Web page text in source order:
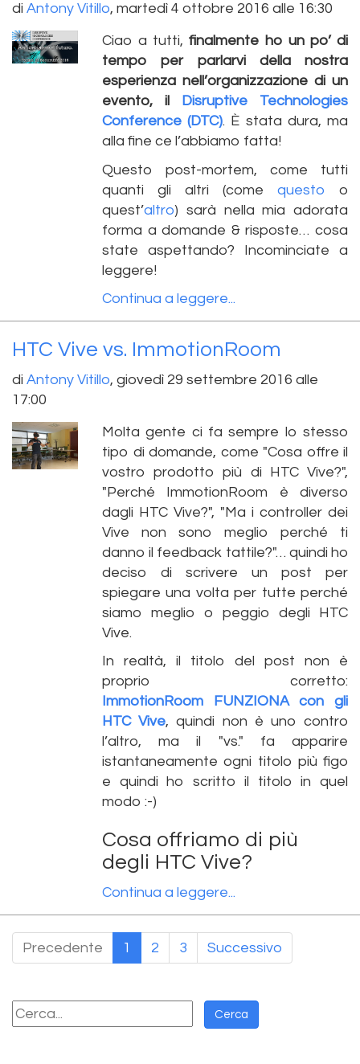
di Antony Vitillo, martedì 4 ottobre 2016 alle 16:30
Ciao a tutti,finalmente ho un po’ di
tempo per parlarvi della nostra
esperienza nell’organizzazione di un
evento, il
Disruptive Technologies
Conference (DTC). È stata dura, ma
alla fine ce l’abbiamo fatta!
Questo post-mortem, come tutti
quanti gli altri (come questo
o
quest’altro) sarà nella mia adorata
forma a domande & risposte… cosa
state aspettando? Incominciate a
leggere!
Continua a leggere...
HTC Vive vs. ImmotionRoom
di Antony Vitillo, giovedì 29 settembre 2016 alle
17:00
Molta gente ci fa sempre lo stesso
tipo di domande, come "Cosa offre il
vostro prodotto più di HTC Vive?",
"Perché ImmotionRoom è diverso
dagli HTC Vive?", "Ma i controller dei
Vive non sono meglio perché ti
danno il feedback tattile?"… quindi ho
deciso di scrivere un post per
spiegare una volta per tutte perché
siamo meglio o peggio degli HTC
Vive.
In realtà, il titolo del post non è
proprio corretto:
ImmotionRoom FUNZIONA con gli
HTC Vive, quindi non è uno contro
l’altro, ma il "vs." fa apparire
istantaneamente ogni titolo più figo
e quindi ho scritto il titolo in quel
modo :-)
Cosa offriamo di più
degli HTC Vive?
Continua a leggere...
Precedente 1 2 3 Successivo